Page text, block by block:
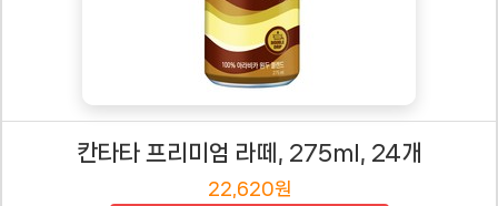
칸타타 프리미엄 라떼, 275ml, 24개
22,620원